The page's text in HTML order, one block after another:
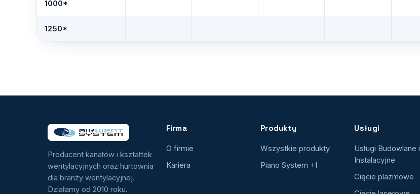
1000*
1250*
Producent kanałów i kształtek
wentylacyjnych oraz hurtownia
dla branży wentylacyjnej.
Działamy od 2010 roku.
Firma
O firmie
Kariera
Produkty
Wszystkie produkty
Piano System +I
Usługi
Usługi Budowlane i
Instalacyjne
Cięcie plazmowe